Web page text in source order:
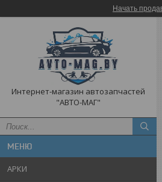
Начать
Интернет-магазин автозапчастей
"АВТО-МАГ"
АРКИ